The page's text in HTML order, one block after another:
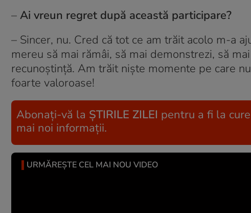
– Ai vreun regret după această participare?
– Sincer, nu. Cred că tot ce am trăit acolo m-a
mereu să mai rămâi, să mai demonstrezi, să
recunoștință. Am trăit niște momente pe care
foarte valoroase!
Abonați-vă la ȘTIRILE ZILEI pentru a fi la
mai noi informații.
URMĂREȘTE CEL MAI NOU VIDEO